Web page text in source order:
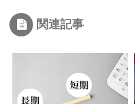
関連記事